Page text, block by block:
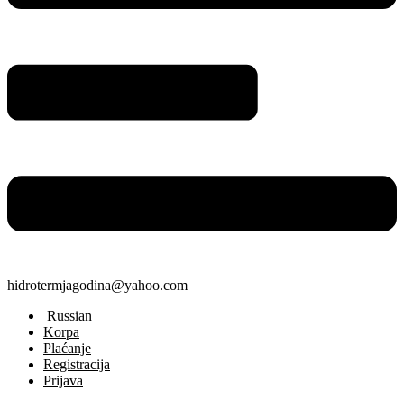
hidrotermjagodina@yahoo.com
Russian
Korpa
Plaćanje
Registracija
Prijava